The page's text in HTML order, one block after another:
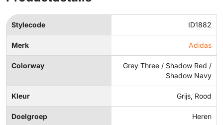
Stylecode ID1882
Merk Adidas
Colorway
Grey Three / Shadow Red /
Shadow Navy
Kleur Grijs, Rood
Doelgroep Heren